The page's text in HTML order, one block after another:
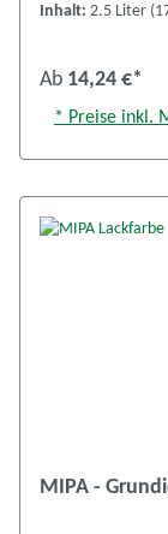
Inhalt: 2.5 Liter
Ab 14,24 €*
* Preise inkl.
MIPA -